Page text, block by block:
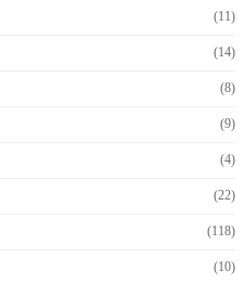
(11)
(14)
(8)
(9)
(4)
(22)
(118)
(10)